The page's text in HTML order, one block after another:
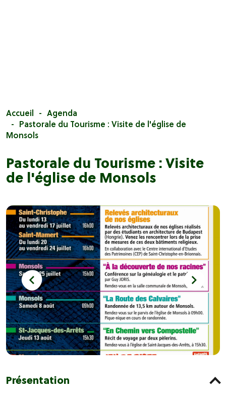
Accueil
Agenda
Pastorale du Tourisme : Visite de l'église de
Monsols
Pastorale du Tourisme : Visite
de l'église de Monsols
Présentation